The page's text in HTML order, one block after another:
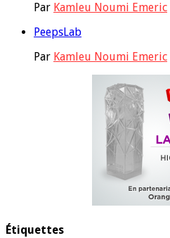
Par Kamleu Noumi Emeric
PeepsLab
Par Kamleu Noumi Emeric
Étiquettes